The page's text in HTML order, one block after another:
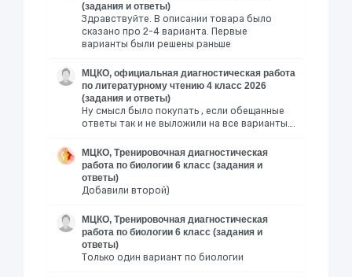
(задания и ответы)
Здравствуйте. В описании товара было
сказано про 2-4 варианта. Первые
варианты были решены раньше
МЦКО, официальная диагностическая работа
по литературному чтению 4 класс 2026
(задания и ответы)
Ну смысл было покупать , если обещанные
ответы так и не выложили на все варианты….
МЦКО, Тренировочная диагностическая
работа по биологии 6 класс (задания и
ответы)
Добавили второй)
МЦКО, Тренировочная диагностическая
работа по биологии 6 класс (задания и
ответы)
Только один вариант по биологии